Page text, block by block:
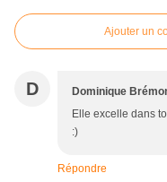
Ajouter un
D Dominique
Elle excelle dans
:)
Répondre